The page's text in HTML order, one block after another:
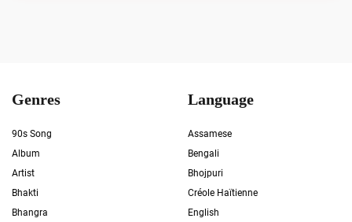
Genres
90s Song
Album
Artist
Bhakti
Bhangra
Language
Assamese
Bengali
Bhojpuri
Créole Haïtienne
English